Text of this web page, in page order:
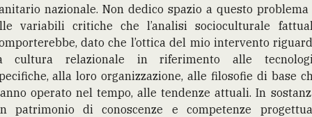
nazionale. Non dedico spazio a questo problema
variabili critiche che l’analisi socioculturale
dato che l’ottica del mio intervento
cultura relazionale in riferimento alle
alla loro organizzazione, alle filosofie di base
operato nel tempo, alle tendenze attuali. In
patrimonio di conoscenze e competenze